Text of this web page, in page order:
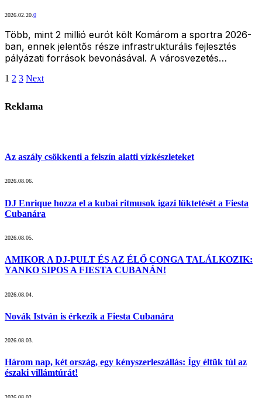
2026.02.20. 0
Több, mint 2 millió eurót költ Komárom a sportra 2026-
ban, ennek jelentős része infrastrukturális fejlesztés
pályázati források bevonásával. A városvezetés…
1 2 3 Next
Reklama
Az aszály csökkenti a felszín alatti vízkészleteket
2026.08.06.
DJ Enrique hozza el a kubai ritmusok igazi lüktetését a Fiesta
Cubanára
2026.08.05.
AMIKOR A DJ-PULT ÉS AZ ÉLŐ CONGA TALÁLKOZIK:
YANKO SIPOS A FIESTA CUBANÁN!
2026.08.04.
Novák István is érkezik a Fiesta Cubanára
2026.08.03.
Három nap, két ország, egy kényszerleszállás: Így éltük túl az
északi villámtúrát!